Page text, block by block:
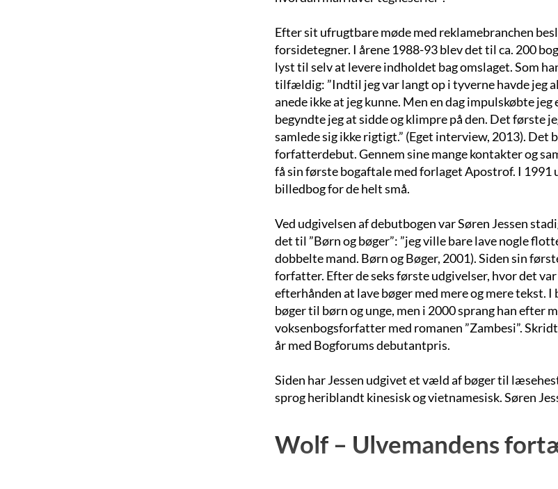
Efter sit ufrugtbare møde med reklamebranchen
forsidetegner. I årene 1988-93 blev det til ca. 200
lyst til selv at levere indholdet bag omslaget. Som
tilfældig: ”Indtil jeg var langt op i tyverne havde jeg
anede ikke at jeg kunne. Men en dag impulskøbte
begyndte jeg at sidde og klimpre på den. Det første
samlede sig ikke rigtigt.” (Eget interview, 2013).
forfatterdebut. Gennem sine mange kontakter og
få sin første bogaftale med forlaget Apostrof. I 1991
billedbog for de helt små.
Ved udgivelsen af debutbogen var Søren Jessen
det til ”Børn og bøger”: ”jeg ville bare lave nogle
dobbelte mand. Børn og Bøger, 2001). Siden sin
forfatter. Efter de seks første udgivelser, hvor det
efterhånden at lave bøger med mere og mere tekst.
bøger til børn og unge, men i 2000 sprang han efter
voksenbogsforfatter med romanen ”Zambesi”.
år med Bogforums debutantpris.
Siden har Jessen udgivet et væld af bøger til
sprog heriblandt kinesisk og vietnamesisk. Søren
Wolf – Ulvemandens